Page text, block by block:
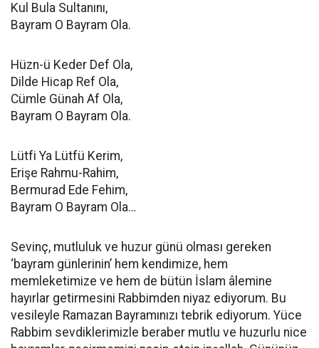
Kul Bula Sultanını,
Bayram O Bayram Ola.
Hüzn-ü Keder Def Ola,
Dilde Hicap Ref Ola,
Cümle Günah Af Ola,
Bayram O Bayram Ola.
Lütfi Ya Lütfü Kerim,
Erişe Rahmu-Rahim,
Bermurad Ede Fehim,
Bayram O Bayram Ola…
Sevinç, mutluluk ve huzur günü olması gereken
‘bayram günlerinin’ hem kendimize, hem
memleketimize ve hem de bütün İslam âlemine
hayırlar getirmesini Rabbimden niyaz ediyorum. Bu
vesileyle Ramazan Bayramınızı tebrik ediyorum. Yüce
Rabbim sevdiklerimizle beraber mutlu ve huzurlu nice